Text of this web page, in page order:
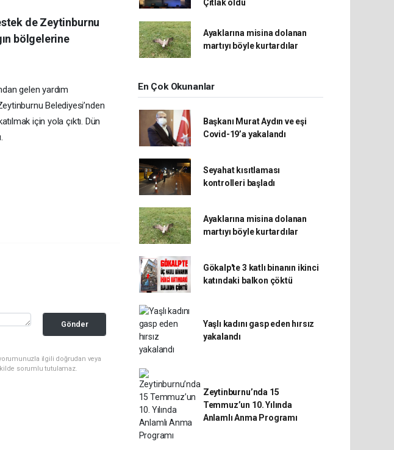
de Zeytinburnu
bölgelerine
gelen yardım
Belediyesi’nden
için yola çıktı. Dün
Gönder
ilgili doğrudan veya
sorumlu tutulamaz.
Çıtlak oldu
Ayaklarına misina dolanan
martıyı böyle kurtardılar
En Çok Okunanlar
Başkanı Murat Aydın ve eşi
Covid-19’a yakalandı
Seyahat kısıtlaması
kontrolleri başladı
Ayaklarına misina dolanan
martıyı böyle kurtardılar
Gökalp'te 3 katlı binanın ikinci
katındaki balkon çöktü
Yaşlı kadını gasp eden hırsız
yakalandı
Zeytinburnu’nda 15
Temmuz’un 10. Yılında
Anlamlı Anma Programı